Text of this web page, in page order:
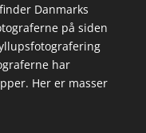
Danmarks
på siden
har
Her er masser